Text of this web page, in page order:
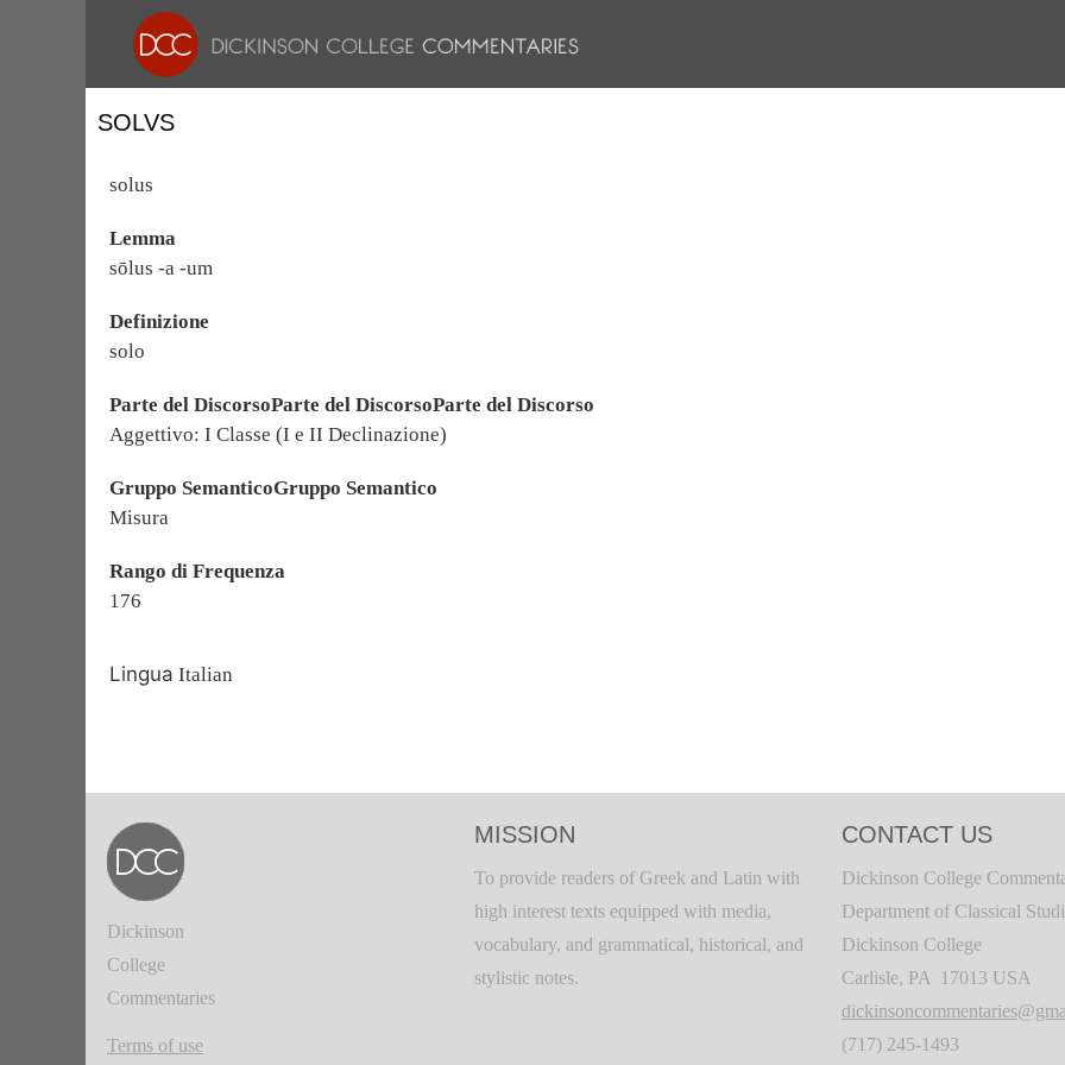
SOLVS
solus
Lemma
sōlus -a -um
Definizione
solo
Parte del DiscorsoParte del DiscorsoParte del Discorso
Aggettivo: I Classe (I e II Declinazione)
Gruppo SemanticoGruppo Semantico
Misura
Rango di Frequenza
176
Lingua Italian
Dickinson
College
Commentaries
Terms of use
MISSION
To provide readers of Greek and Latin with
high interest texts equipped with media,
vocabulary, and grammatical, historical, and
stylistic notes.
CONTACT US
Dickinson College
Department of Classical
Dickinson College
Carlisle, PA 17013 USA
(717) 245-1493